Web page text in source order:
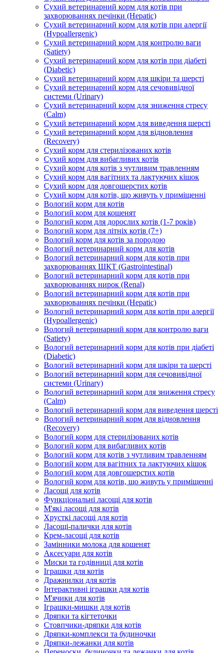
Сухий ветеринарний корм для котів при
захворюваннях печінки (Hepatic)
Сухий ветеринарний корм для котів при алергії
(Hypoallergenic)
Сухий ветеринарний корм для контролю ваги
(Satiety)
Сухий ветеринарний корм для котів при діабеті
(Diabetic)
Сухий ветеринарний корм для шкіри та шерсті
Сухий ветеринарний корм для сечовивідної
системи (Urinary)
Сухий ветеринарний корм для зниження стресу
(Calm)
Сухий ветеринарний корм для виведення шерсті
Сухий ветеринарний корм для відновлення
(Recovery)
Сухий корм для стерилізованих котів
Сухий корм для вибагливих котів
Сухий корм для котів з чутливим травленням
Сухий корм для вагітних та лактуючих кішок
Сухий корм для довгошерстих котів
Сухий корм для котів, що живуть у приміщенні
Вологий корм для котів
Вологий корм для кошенят
Вологий корм для дорослих котів (1-7 років)
Вологий корм для літніх котів (7+)
Вологий корм для котів за породою
Вологий ветеринарний корм для котів
Вологий ветеринарний корм для котів при
захворюваннях ШКТ (Gastrointestinal)
Вологий ветеринарний корм для котів при
захворюваннях нирок (Renal)
Вологий ветеринарний корм для котів при
захворюваннях печінки (Hepatic)
Вологий ветеринарний корм для котів при алергії
(Hypoallergenic)
Вологий ветеринарний корм для контролю ваги
(Satiety)
Вологий ветеринарний корм для котів при діабеті
(Diabetic)
Вологий ветеринарний корм для шкіри та шерсті
Вологий ветеринарний корм для сечовивідної
системи (Urinary)
Вологий ветеринарний корм для зниження стресу
(Calm)
Вологий ветеринарний корм для виведення шерсті
Вологий ветеринарний корм для відновлення
(Recovery)
Вологий корм для стерилізованих котів
Вологий корм для вибагливих котів
Вологий корм для котів з чутливим травленням
Вологий корм для вагітних та лактуючих кішок
Вологий корм для довгошерстих котів
Вологий корм для котів, що живуть у приміщенні
Ласощі для котів
Функціональні ласощі для котів
М'які ласощі для котів
Хрусткі ласощі для котів
Ласощі-палички для котів
Крем-ласощі для котів
Замінники молока для кошенят
Аксесуари для котів
Миски та годівниці для котів
Іграшки для котів
Дражнилки для котів
Інтерактивні іграшки для котів
М'ячики для котів
Іграшки-мишки для котів
Дряпки та кігтеточки
Стовпчики-дряпки для котів
Дряпки-комплекси та будиночки
Дряпки-лежанки для котів